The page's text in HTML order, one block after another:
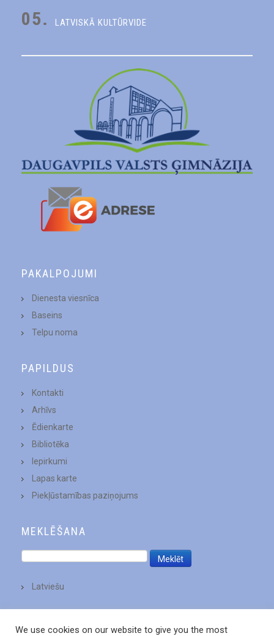
05. LATVISKĀ KULTŪRVIDE
PAKALPOJUMI
Dienesta viesnīca
Baseins
Telpu noma
PAPILDUS
Kontakti
Arhīvs
Ēdienkarte
Bibliotēka
Iepirkumi
Lapas karte
Piekļūstamības paziņojums
MEKLĒŠANA
Latviešu
We use cookies on our website to give you the most